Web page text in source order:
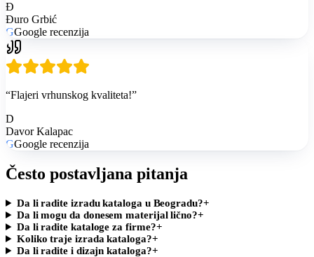
Đ
Đuro Grbić
GGoogle recenzija
“Flajeri vrhunskog kvaliteta!”
D
Davor Kalapac
GGoogle recenzija
Često postavljana pitanja
Da li radite izradu kataloga u Beogradu?+
Da li mogu da donesem materijal lično?+
Da li radite kataloge za firme?+
Koliko traje izrada kataloga?+
Da li radite i dizajn kataloga?+